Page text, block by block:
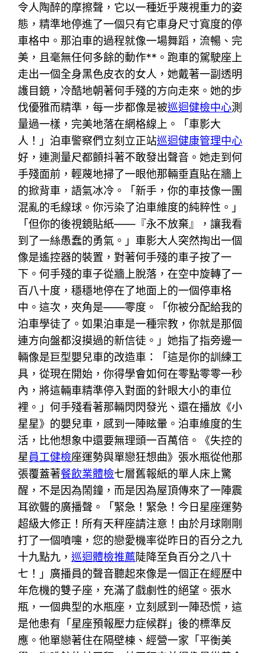
令人陶醉的摩擦聲，它以一種近乎蔑視重力的姿
態，精準地停進了一個只有它車身尺寸寬度的停
車格中。那泊車的過程就像一場舞蹈，流暢、完
美，且毫無任何多餘的動作**。跑車的駕駛座上
走出一個全身黑色皮衣的女人，她戴著一副透明
護目鏡，冷酷地朝著何手殘的方向走來。她的步
伐優雅而精準，每一步都像是被巡迴健檢中心測
量過一樣，完美地落在網格線上。「車影大
人！」泊車警察們立刻立正站巡迴健康管理中心
好，連測量尺都顫抖著不敢發出聲音。她走到何
手殘面前，輕蔑地掃了一眼他那輛垂直貼在牆上
的掀背車，語氣冰冷。「新手，你的車技像一團
混亂的毛線球。你污染了泊車維度的純粹性。」
「但你的後視鏡貼紙——『永不放棄』，讓我看
到了一絲愚蠢的勇氣。」車影大人突然掏出一個
像是遙控器的裝置，對著何手殘的車子按了一
下。何手殘的車子從牆上脫落，在空中旋轉了一
百八十度，穩穩地停在了地面上的一個停車格
中。這次，夾角是——零度。「你被分配給我的
泊車學徒了。如果泊車是一種宗教，你就是那個
連方向盤都沒摸過的新信徒。」她指了指旁邊一
輛像是巨型嬰兒車的改造車：「這是你的訓練工
具，從現在開始，你得學會如何在零點零零一秒
內，將這輛車精準停入對面的針眼大小的車位
裡。」何手殘看著那輛閃閃發光、還在播放《小
星星》的嬰兒車，感到一陣眩暈。泊車維度的生
活，比他想象中還要無理頭一百萬倍。《失控的
星員工健檢座運勢與單戀狂想曲》張水瓶從他那
張覆蓋著餐飲業體檢七層舊報紙的單人床上驚
醒，不是因為鬧鐘，而是因為屋頂傳來了一陣震
耳欲聾的廣播聲。「緊急！緊急！今日星座運勢
超級大修正！所有天秤座請注意！由於月球剛剛
打了一個噴嚏，您的戀愛機率從昨日的百分之九
十九點九，巡迴體檢推薦陡降至負百分之八十
七！」廣播員的聲音聽起來像是一個正在經歷中
年危機的雙子座，充滿了戲劇性的絕望。張水
瓶，一個典型的水瓶座，立刻感到一陣恐慌，這
是他患有「星座預報壓力症候群」後的標準反
應。他單戀著住在隔壁棟、經營一家「平衡美